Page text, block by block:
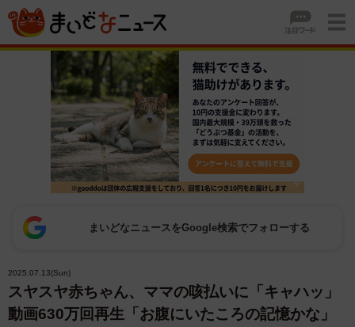
まいどなニュースをGoogle検索でフォローする
2025.07.13(Sun)
スヤスヤ赤ちゃん、ママの咳払いに「キャハッ」
動画630万回再生「お腹にいたころの記憶かな」